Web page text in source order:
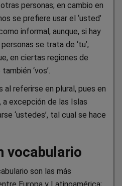
personas; en cambio en
se prefiere usar el ‘usted’
informal, aunque, si hay
se trata de ‘tu’;
en ciertas regiones de
‘vos’.
al referirse en plural, pues en
a excepción de las Islas
‘ustedes’, tal cual se hace
vocabulario
son las más